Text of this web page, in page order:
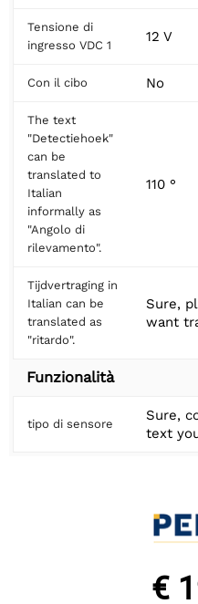
Tensione di
ingresso VDC 1
12 V
Con il cibo No
The text
"Detectiehoek"
can be
translated to
Italian
informally as
"Angolo di
rilevamento".
110 °
Tijdvertraging in
Italian can be
translated as
"ritardo".
Sure,
want
Funzionalità
tipo di sensore
Sure,
text
€